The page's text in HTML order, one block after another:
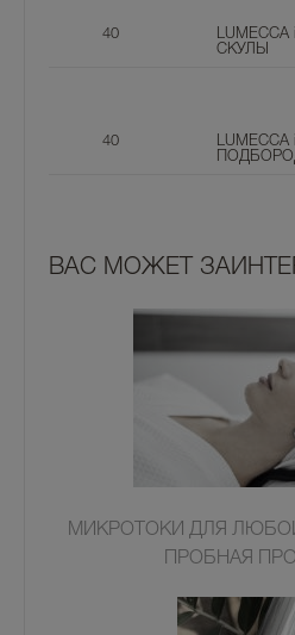
40
СКУЛЫ
40
ВАС МОЖЕТ
МИКРОТОКИ ДЛЯ
ПРОБНАЯ